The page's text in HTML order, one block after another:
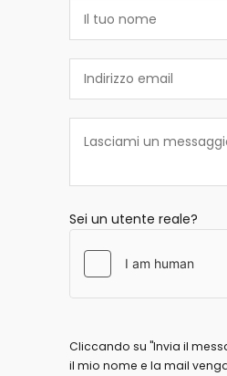
Sei un utente reale?
Cliccando su "Invia il
il mio nome e la mail